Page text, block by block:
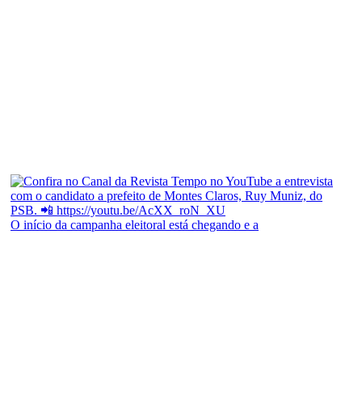
O início da campanha eleitoral está chegando e a